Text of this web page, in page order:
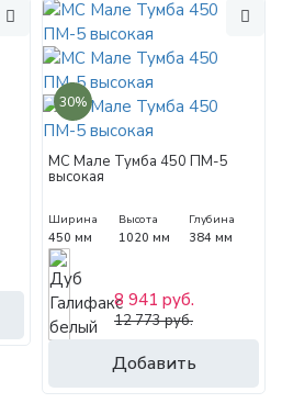
30%
МС Мале Тумба 450 ПМ-5
высокая
Ширина
450 мм
Высота
1020 мм
Глубина
384 мм
Добавить
8 941 руб.
12 773 руб.